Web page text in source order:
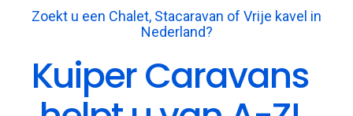
Kuiper Caravans
helpt u van A-Z!